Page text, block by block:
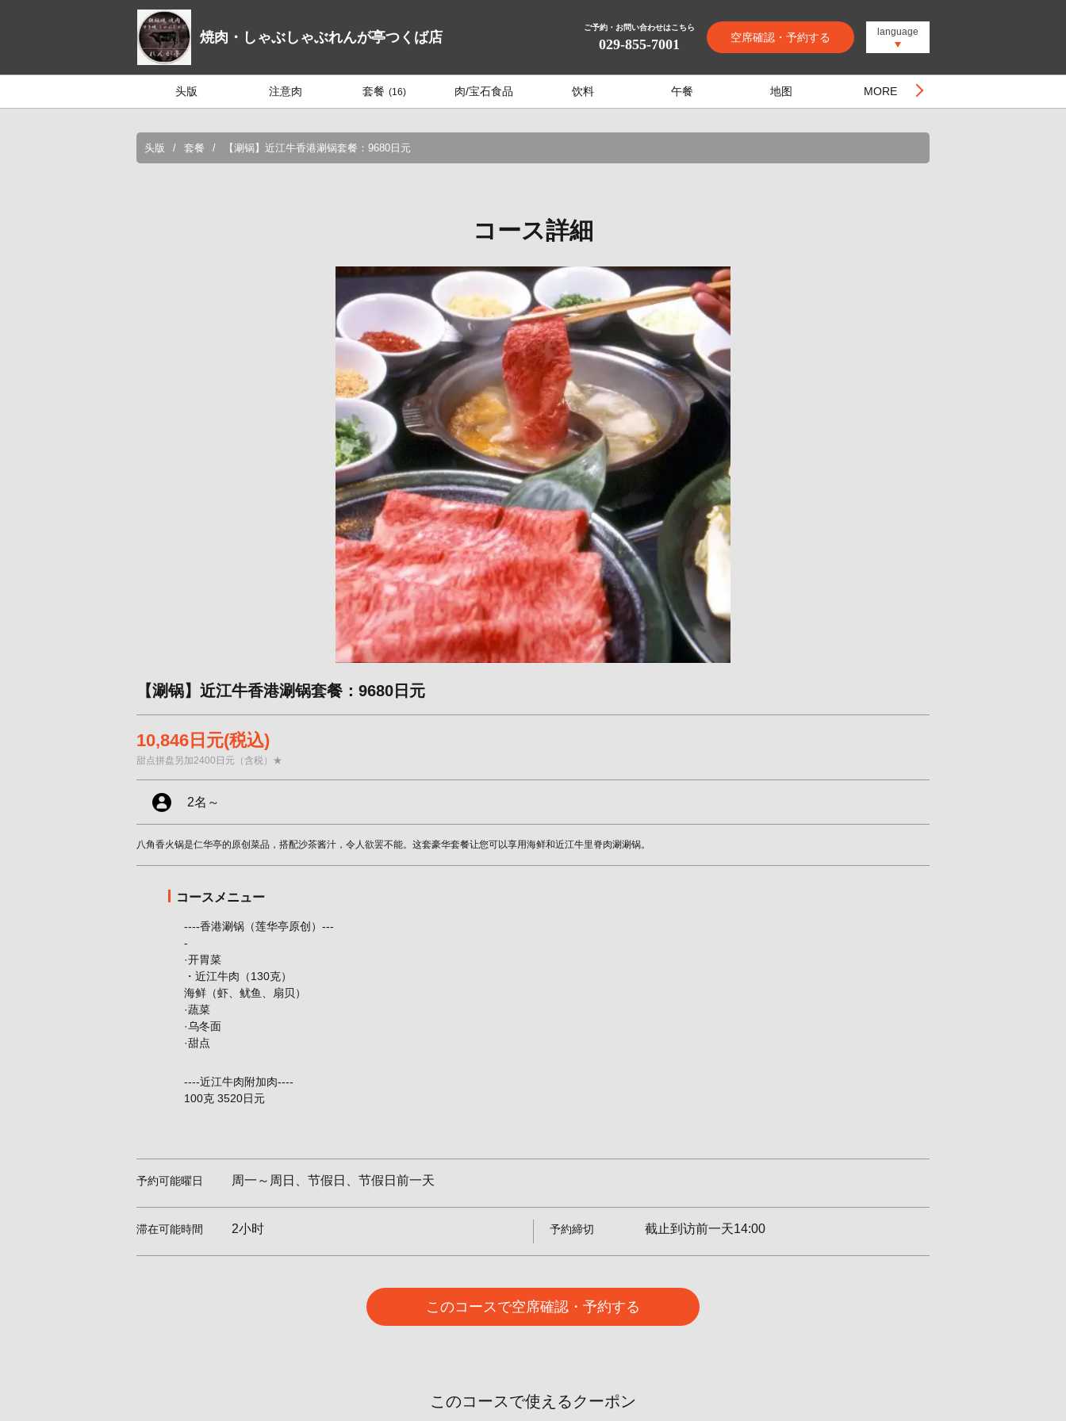
焼肉・しゃぶしゃぶれんが亭つくば店
ご予約・お問い合わせはこちら
029-855-7001 空席確認・予約する language
头版 注意肉 套餐 (16) 肉/宝石食品 饮料 午餐 地图 MORE
头版 套餐 【涮锅】近江牛香港涮锅套餐：9680日元
コース詳細
【涮锅】近江牛香港涮锅套餐：9680日元
10,846日元(税込)
甜点拼盘另加2400日元（含税）★
2名 ～
八角香火锅是仁华亭的原创菜品，搭配沙茶酱汁，令人欲罢不能。这套豪华套餐让您可以享用海鲜和近江牛里脊肉涮涮锅。
コースメニュー
----香港涮锅（莲华亭原创）---
-
·开胃菜
・近江牛肉（130克）
海鲜（虾、鱿鱼、扇贝）
·蔬菜
·乌冬面
·甜点
----近江牛肉附加肉----
100克 3520日元
予約可能曜日 周一～周日、节假日、节假日前一天
滞在可能時間 2小时 予約締切 截止到访前一天14:00
このコースで空席確認・予約する
このコースで使えるクーポン